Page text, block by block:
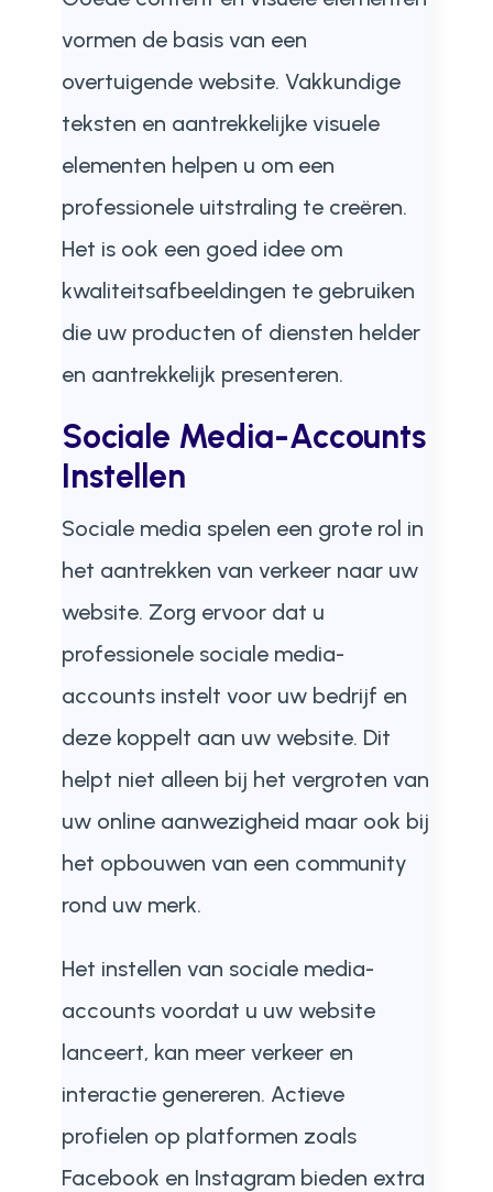
vormen de basis van een
overtuigende website. Vakkundige
teksten en aantrekkelijke visuele
elementen helpen u om een
professionele uitstraling te creëren.
Het is ook een goed idee om
kwaliteitsafbeeldingen te gebruiken
die uw producten of diensten helder
en aantrekkelijk presenteren.
Sociale Media-Accounts
Instellen
Sociale media spelen een grote rol in
het aantrekken van verkeer naar uw
website. Zorg ervoor dat u
professionele sociale media-
accounts instelt voor uw bedrijf en
deze koppelt aan uw website. Dit
helpt niet alleen bij het vergroten van
uw online aanwezigheid maar ook bij
het opbouwen van een community
rond uw merk.
Het instellen van sociale media-
accounts voordat u uw website
lanceert, kan meer verkeer en
interactie genereren. Actieve
profielen op platformen zoals
Facebook en Instagram bieden extra